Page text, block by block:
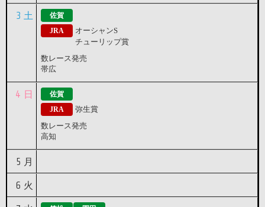
3 土
佐賀
JRA
オーシャンS
チューリップ賞
数レース発売
帯広
4 日
佐賀
JRA
弥生賞
数レース発売
高知
5 月
6 火